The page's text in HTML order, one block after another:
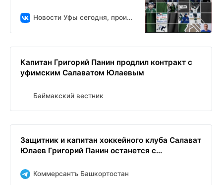
Новости Уфы сегодня, происшествия, ЧП и ДТП
Капитан Григорий Панин продлил контракт с
уфимским Салаватом Юлаевым
Баймакский вестник
Защитник и капитан хоккейного клуба Салават
Юлаев Григорий Панин останется с...
Коммерсантъ Башкортостан